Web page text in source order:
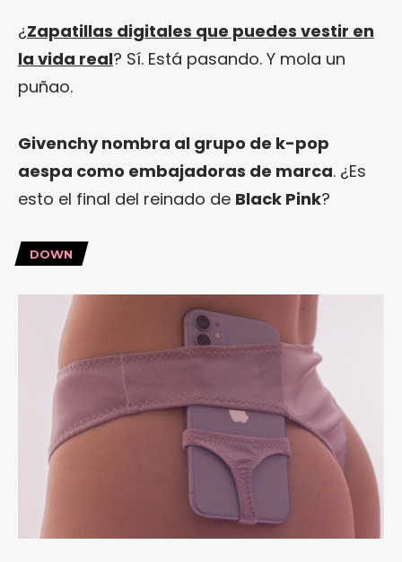
¿Zapatillas digitales que puedes vestir en
la vida real? Sí. Está pasando. Y mola un
puñao.
Givenchy nombra al grupo de k-pop
aespa como embajadoras de marca. ¿Es
esto el final del reinado de Black Pink?
DOWN